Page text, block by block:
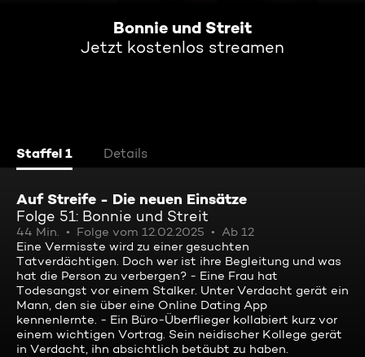
Bonnie und Streit
Jetzt kostenlos streamen
Staffel 1 Details
Auf Streife - Die neuen Einsätze
Folge 51: Bonnie und Streit
44 Min. Folge vom 12.02.2025
Ab 12
Eine Vermisste wird zu einer gesuchten
Tatverdächtigen. Doch wer ist ihre Begleitung und was
hat die Person zu verbergen? - Eine Frau hat
Todesangst vor einem Stalker. Unter Verdacht gerät ein
Mann, den sie über eine Online Dating App
kennenlernte. - Ein Büro-Überflieger kollabiert kurz vor
einem wichtigen Vortrag. Sein neidischer Kollege gerät
in Verdacht, ihn absichtlich betäubt zu haben.